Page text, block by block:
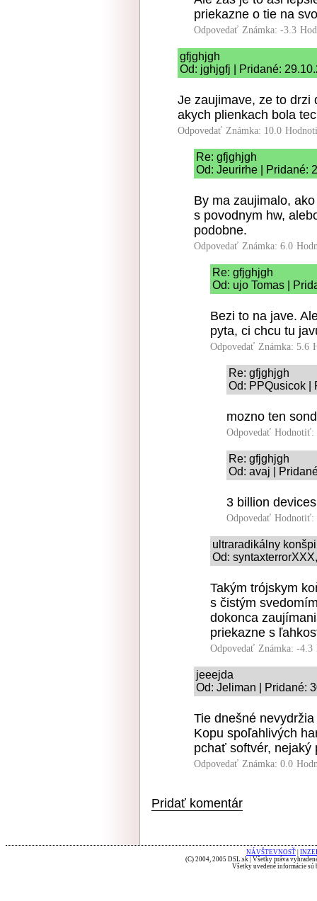
priekazne o tie na
Odpovedať Známka: -3.3
gfjghjgh
Od: jghjgfj | Pridané:
Je zaujimave, ze to drzi
akych plienkach bola
Odpovedať Známka: 10.0
Re: gfjghjgh
Od: Jeurirhe | Pridané:
By ma zaujimalo,
s povodnym hw,
podobne.
Odpovedať Známka: 6.0
Re: gfjghjgh
Od: ujo Tomas |
Bezi to na jave.
pyta, ci chcu tu
Odpovedať Známka: 5.6
Re: gfjghjgh
Od: PPQusicok |
mozno ten
Odpovedať Hodnotiť:
Re: gfjghjgh
Od: avaj |
3 billion
Odpovedať Hodnotiť:
ultraradikálny
Od:
Takým trójskym
s čistým
dokonca
priekazne s
Odpovedať Známka: -4.3
jeeejda
Od: Jeliman | Pridané:
Tie dnešné
Kopu spoľahlivých
pchať softvér, nejaký
Odpovedať Známka: 0.0
Pridať komentár
NÁVŠTEVNOSŤ
(C) 2004, 2005 DSL.sk | Všetky práva
Všetky uvedené informácie sú